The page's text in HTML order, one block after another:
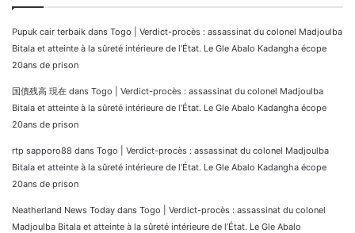
Pupuk cair terbaik dans Togo | Verdict-procès : assassinat du colonel Madjoulba
Bitala et atteinte à la sûreté intérieure de l’État. Le Gle Abalo Kadangha écope
20ans de prison
国債残高 現在 dans Togo | Verdict-procès : assassinat du colonel Madjoulba
Bitala et atteinte à la sûreté intérieure de l’État. Le Gle Abalo Kadangha écope
20ans de prison
rtp sapporo88 dans Togo | Verdict-procès : assassinat du colonel Madjoulba
Bitala et atteinte à la sûreté intérieure de l’État. Le Gle Abalo Kadangha écope
20ans de prison
Neatherland News Today dans Togo | Verdict-procès : assassinat du colonel
Madjoulba Bitala et atteinte à la sûreté intérieure de l’État. Le Gle Abalo